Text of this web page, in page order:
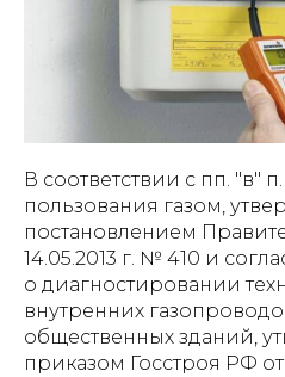
В соответствии с пп. "в"
пользования газом,
постановлением
14.05.2013 г. № 410 и
о диагностировании
внутренних
общественных зданий,
приказом Госстроя РФ от